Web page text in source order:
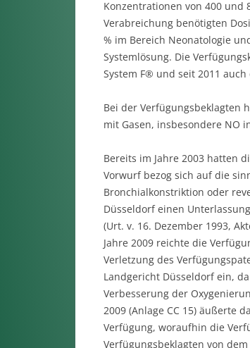
Konzentrationen von 400 und
Verabreichung benötigten
% im Bereich Neonatologie
Systemlösung. Die
System F® und seit 2011
Bei der Verfügungsbeklagten
mit Gasen, insbesondere NO
Bereits im Jahre 2003 hatten
Vorwurf bezog sich auf die
Bronchialkonstriktion oder
Düsseldorf einen
(Urt. v. 16. Dezember 1993,
Jahre 2009 reichte die
Verletzung des
Landgericht Düsseldorf ein,
Verbesserung der
2009 (Anlage CC 15) äußerte
Verfügung, woraufhin die
Verfügungsbeklagten von